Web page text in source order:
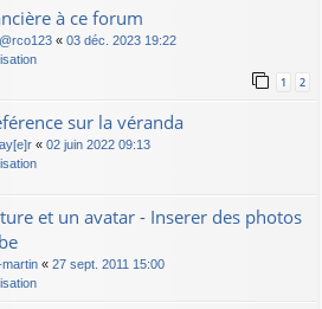
à ce forum
« 03 déc. 2023 19:22
1 2
sur la véranda
« 02 juin 2022 09:13
et un avatar - Inserer des photos
« 27 sept. 2011 15:00